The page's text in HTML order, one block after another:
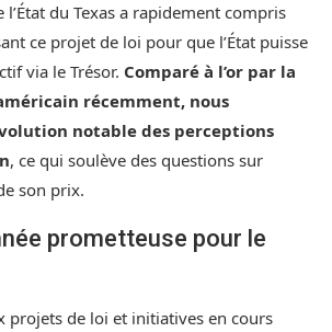
l’État du Texas a rapidement compris
ce projet de loi pour que l’État puisse
via le Trésor. Comparé à l’or par la
récemment, nous
notable des perceptions
, ce qui soulève des questions sur
son prix.
prometteuse pour le
projets de loi et initiatives en cours